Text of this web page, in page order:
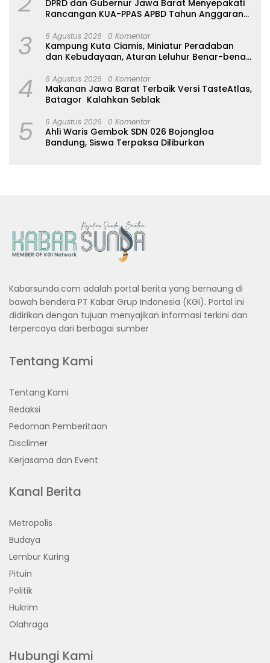
DPRD dan Gubernur Jawa Barat Menyepakati
Rancangan KUA-PPAS APBD Tahun Anggaran
3 6 Agustus 2026 0 Komentar
Kampung Kuta Ciamis, Miniatur Peradaban
dan Kebudayaan, Aturan Leluhur Benar-benar
4 6 Agustus 2026 0 Komentar
Makanan Jawa Barat Terbaik Versi TasteAtlas,
Batagor Kalahkan Seblak
5 6 Agustus 2026 0 Komentar
Ahli Waris Gembok SDN 026 Bojongloa
Bandung, Siswa Terpaksa Diliburkan
Kabarsunda.com adalah portal berita yang bernaung di
bawah bendera PT Kabar Grup Indonesia (KGI). Portal ini
didirikan dengan tujuan menyajikan informasi terkini dan
terpercaya dari berbagai sumber
Tentang Kami
Tentang Kami
Redaksi
Pedoman Pemberitaan
Disclimer
Kerjasama dan Event
Kanal Berita
Metropolis
Budaya
Lembur Kuring
Pituin
Politik
Hukrim
Olahraga
Hubungi Kami